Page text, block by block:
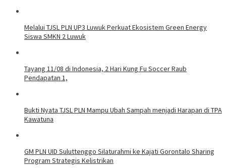
Melalui TJSL PLN UP3 Luwuk Perkuat Ekosistem Green Energy
Siswa SMKN 2 Luwuk
Tayang 11/08 di Indonesia, 2 Hari Kung Fu Soccer Raub
Pendapatan 1,
Bukti Nyata TJSL PLN Mampu Ubah Sampah menjadi Harapan di TPA
Kawatuna
GM PLN UID Suluttenggo Silaturahmi ke Kajati Gorontalo Sharing
Program Strategis Kelistrikan